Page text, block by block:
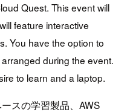
Quest. This event will
feature interactive
You have the option to
during the event.
to learn and a laptop.
スの学習製品、AWS